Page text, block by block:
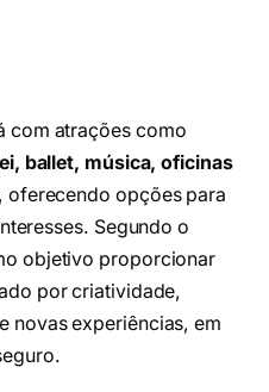
com atrações como
ballet, música, oficinas
, oferecendo opções para
Segundo o
objetivo proporcionar
por criatividade,
novas experiências, em